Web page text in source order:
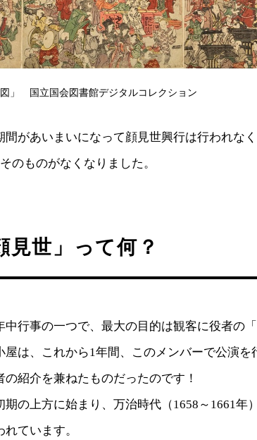
」 国立国会図書館デジタルコレクション
間があいまいになって顔見世興行は行われな
のものがなくなりました。
見世」って何？
中行事の一つで、最大の目的は観客に役者の
屋は、これから1年間、このメンバーで公演を
紹介を兼ねたものだったのです！
期の上方に始まり、万治時代（1658～1661年
ています。